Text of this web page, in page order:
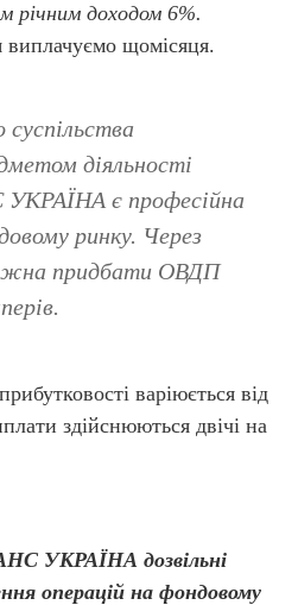
річним доходом 6%.
виплачуємо щомісяця.
діяльності
є професійна
ринку. Через
придбати ОВДП
варіюється від
здійснюються двічі на
УКРАЇНА дозвільні
операцій на фондовому